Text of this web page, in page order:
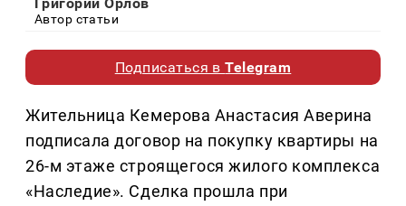
Автор статьи
Подписаться вTelegram
Жительница Кемерова Анастасия Аверина
подписала договор на покупку квартиры на
26-м этаже строящегося жилого комплекса
«Наследие». Сделка прошла при